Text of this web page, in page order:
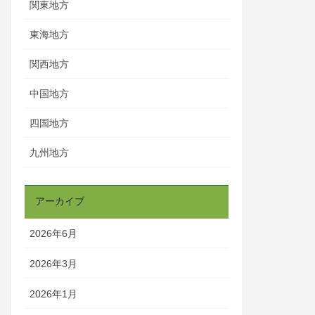
関東地方
東海地方
関西地方
中国地方
四国地方
九州地方
アーカイブ
2026年6月
2026年3月
2026年1月